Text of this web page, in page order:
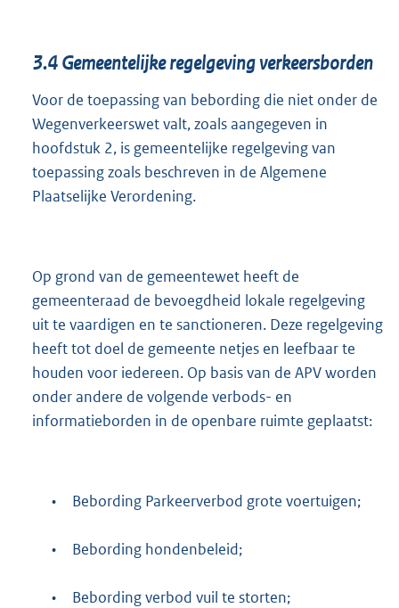
3.4 Gemeentelijke regelgeving verkeersborden
Voor de toepassing van bebording die niet onder de
Wegenverkeerswet valt, zoals aangegeven in
hoofdstuk 2, is gemeentelijke regelgeving van
toepassing zoals beschreven in de Algemene
Plaatselijke Verordening.
Op grond van de gemeentewet heeft de
gemeenteraad de bevoegdheid lokale regelgeving
uit te vaardigen en te sanctioneren. Deze regelgeving
heeft tot doel de gemeente netjes en leefbaar te
houden voor iedereen. Op basis van de APV worden
onder andere de volgende verbods- en
informatieborden in de openbare ruimte geplaatst:
• Bebording Parkeerverbod grote voertuigen;
• Bebording hondenbeleid;
• Bebording verbod vuil te storten;